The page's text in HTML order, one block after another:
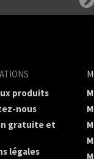
produits
nous
gratuite et
légales